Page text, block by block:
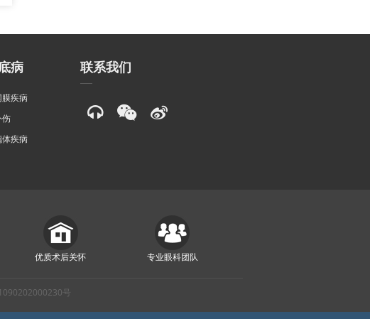
病
膜疾病
伤
体疾病
联系我们
优质术后关怀 专业眼科团队
号